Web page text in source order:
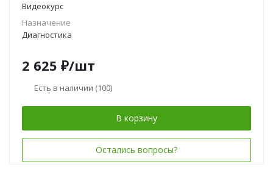
Видеокурс
Назначение
Диагностика
2 625 ₽/шт
Есть в наличии (100)
В корзину
Остались вопросы?